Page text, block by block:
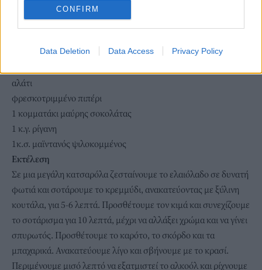
CONFIRM
Data Deletion Data Access Privacy Policy
1 ξύλο κανέλας
2 φύλλα δάφνης
ντομάτες, ψιλοκομμένες
αλάτι
φρεσκοτριμμένο πιπέρι
1 κομματάκι μαύρης σοκολάτας
1 κ.γ. ρίγανη
1κ.σ. μαϊντανός ψιλοκομμένος
Εκτέλεση
Σε μια μεγάλη κατσαρόλα ζεσταίνουμε το ελαιόλαδο σε δυνατή
φωτιά και σοτάρουμε το κρεμμύδι, ανακατεύοντας με ξύλινη
κουτάλα, για 5-6 λεπτά. Προσθέτουμε τον κιμά και συνεχίζουμε
το σοτάρισμα για 10 λεπτά, μέχρι να αλλάξει χρώμα και να γίνει
σπυρωτός. Προσθέτουμε το καρότο, το σκόρδο και τα
μπαχαρικά. Ανακατεύουμε λίγο και σβήνουμε με το κρασί.
Περιμένουμε μισό λεπτό να εξατμιστεί το αλκοόλ και ρίχνουμε